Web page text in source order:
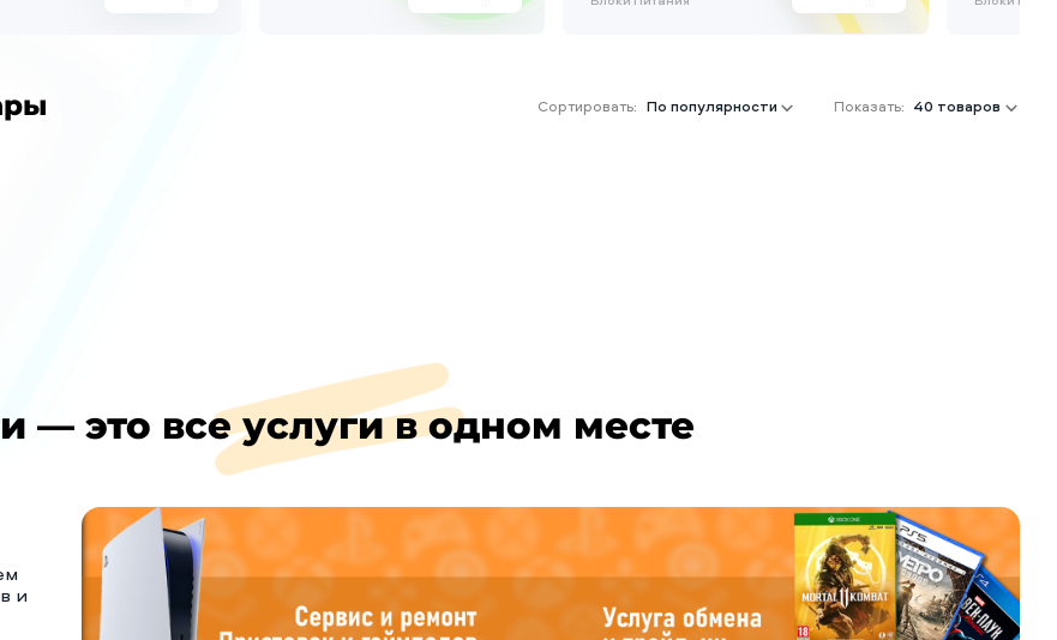
Сортировать: По популярности Показать: 40 товаров
— это все услуги в одном месте
и